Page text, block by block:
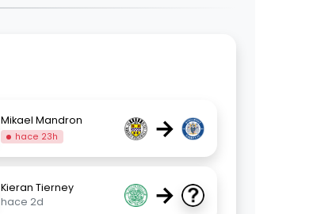
Mikael Mandron
hace 23h →
Kieran Tierney
hace 2d
→